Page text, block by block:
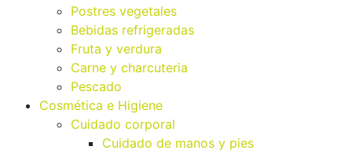
Postres vegetales
Bebidas refrigeradas
Fruta y verdura
Carne y charcuteria
Pescado
Cosmética e Higiene
Cuidado corporal
Cuidado de manos y pies